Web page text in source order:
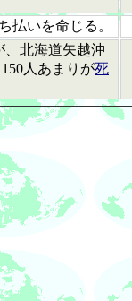
払いを命じる。
、北海道矢越沖
人あまりが死